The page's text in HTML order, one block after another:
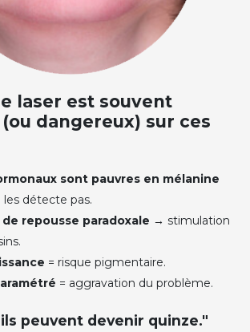
laser est souvent
dangereux) sur ces
sont pauvres en mélanine
détecte pas.
repousse paradoxale → stimulation
= risque pigmentaire.
= aggravation du problème.
peuvent devenir quinze."